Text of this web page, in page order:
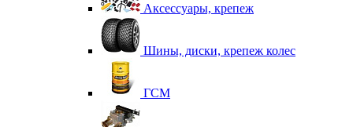
Аксессуары, крепеж
Шины, диски, крепеж колес
ГСМ